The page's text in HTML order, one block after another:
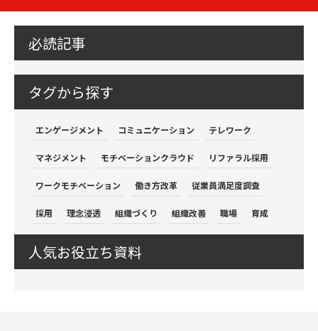
必読記事
タグから探す
エンゲージメント コミュニケーション テレワーク
マネジメント モチベーションクラウド リファラル採用
ワークモチベーション 働き方改革 従業員満足度調査
採用 理念浸透 組織づくり 組織改善 職場 育成
人気お役立ち資料